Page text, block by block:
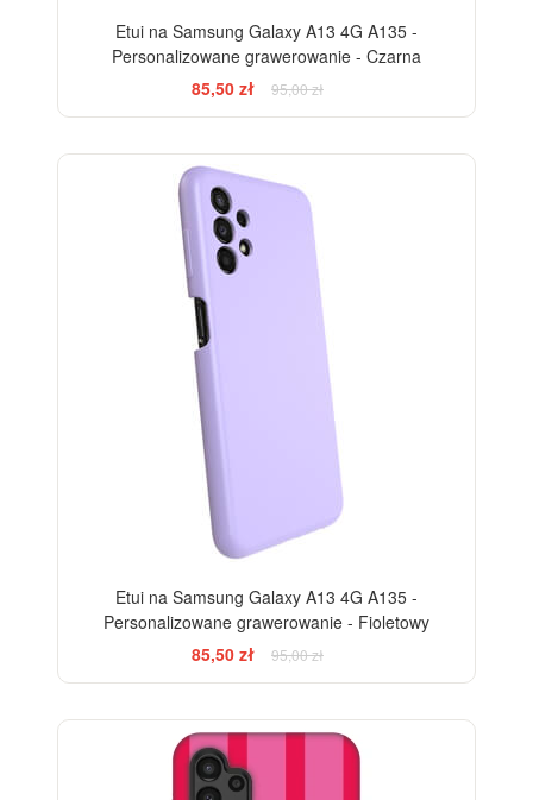
Etui na Samsung Galaxy A13 4G A135 -
Personalizowane grawerowanie - Czarna
85,50 zł
95,00 zł
Etui na Samsung Galaxy A13 4G A135 -
Personalizowane grawerowanie - Fioletowy
85,50 zł
95,00 zł